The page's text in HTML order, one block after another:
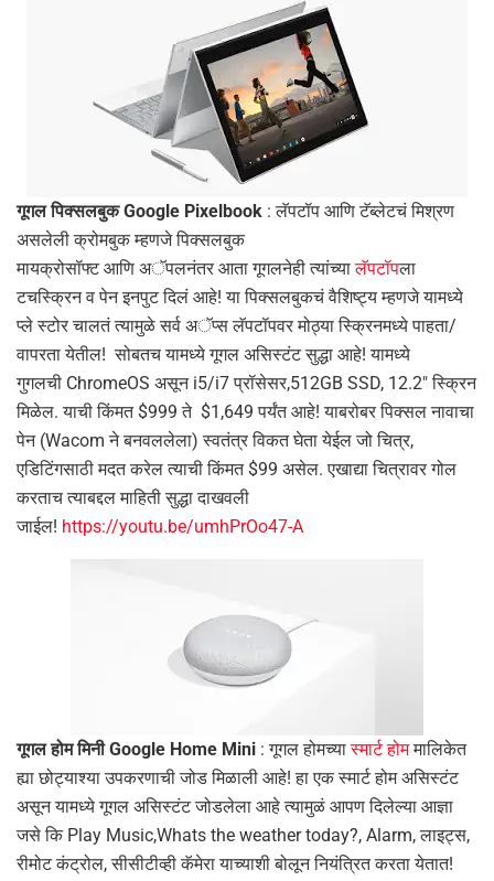
गूगल पिक्सलबुक Google Pixelbook : लॅपटॉप आणि टॅब्लेटचं मिश्रण
असलेली क्रोमबुक म्हणजे पिक्सलबुक
मायक्रोसॉफ्ट आणि अॅपलनंतर आता गूगलनेही त्यांच्यालॅपटॉपला
टचस्क्रिन व पेन इनपुट दिलं आहे! या पिक्सलबुकचं वैशिष्ट्य म्हणजे यामध्ये
प्ले स्टोर चालतं त्यामुळे सर्व अॅप्स लॅपटॉपवर मोठ्या स्क्रिनमध्ये पाहता/
वापरता येतील! सोबतच यामध्ये गूगल असिस्टंट सुद्धा आहे! यामध्ये
गुगलची ChromeOS असून i5/i7 प्रॉसेसर,512GB SSD, 12.2″ स्क्रिन
मिळेल. याची किंमत $999 ते $1,649 पर्यंत आहे! याबरोबर पिक्सल नावाचा
पेन (Wacom ने बनवललेला) स्वतंत्र विकत घेता येईल जो चित्र,
एडिटिंगसाठी मदत करेल त्याची किंमत $99 असेल. एखाद्या चित्रावर गोल
करताच त्याबद्दल माहिती सुद्धा दाखवली
जाईल! https://youtu.be/umhPrOo47-A
गूगल होम मिनी Google Home Mini : गूगल होमच्यास्मार्ट होममालिकेत
ह्या छोट्याश्या उपकरणाची जोड मिळाली आहे! हा एक स्मार्ट होम असिस्टंट
असून यामध्ये गूगल असिस्टंट जोडलेला आहे त्यामुळं आपण दिलेल्या आज्ञा
जसे कि Play Music,Whats the weather today?, Alarm, लाइट्स,
रीमोट कंट्रोल, सीसीटीव्ही कॅमेरा याच्याशी बोलून नियंत्रित करता येतात!